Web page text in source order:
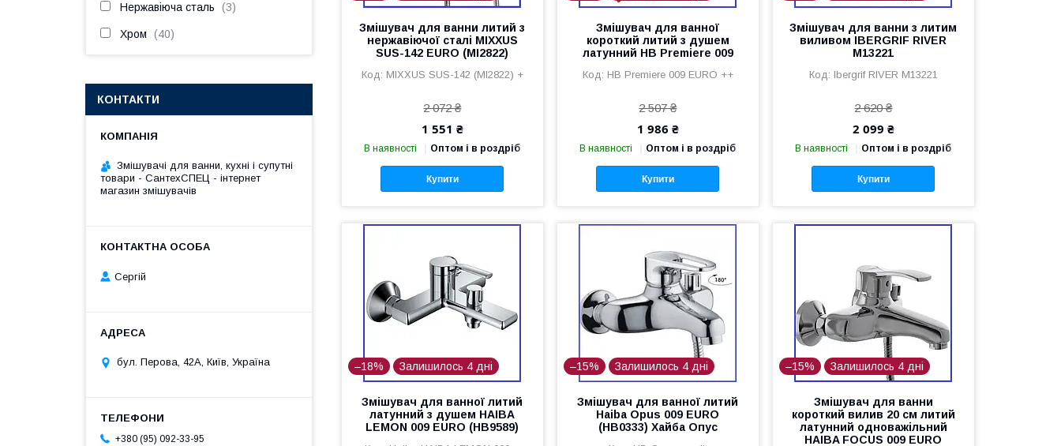
Змішувач для ванни литий з
нержавіючої сталі MIXXUS
SUS-142 EURO (MI2822)
MIXXUS SUS-142 (MI2822) +
2 072 ₴
1 551 ₴
В наявності Оптом і в роздріб
Купити
Змішувач для ванної
короткий литий з душем
латунний HB Premiere 009
HB Premiere 009 EURO ++
2 507 ₴
1 986 ₴
В наявності Оптом і в роздріб
Купити
Змішувач для ванни з литим
виливом IBERGRIF RIVER
M13221
Ibergrif RIVER M13221
2 620 ₴
2 099 ₴
В наявності Оптом і в роздріб
Купити
–18% Залишилось 4 дні
Змішувач для ванної литий
латунний з душем HAIBA
LEMON 009 EURO (HB9589)
–15% Залишилось 4 дні
Змішувач для ванної литий
Haiba Opus 009 EURO
(HB0333) Хайба Опус
–15% Залишилось 4 дні
Змішувач для ванни
короткий вилив 20 см литий
латунний одноважільний
HAIBA FOCUS 009 EURO
Нержавіюча сталь 3
Хром 40
КОНТАКТИ
Змішувачі для ванни, кухні і супутні
товари - СантехСПЕЦ - інтернет
магазин змішувачів
Сергій
бул. Перова, 42А, Київ, Україна
+380 (95) 092-33-95